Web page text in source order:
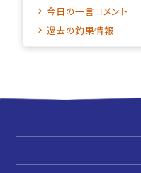
今日の一言コメント
過去の釣果情報